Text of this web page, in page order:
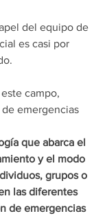
del equipo de
es casi por
campo,
emergencias
que abarca el
y el modo
grupos o
las diferentes
de emergencias